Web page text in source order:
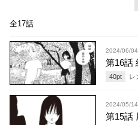
全17話
2024/06/04
第16話
40pt レ
2024/05/14
第15話